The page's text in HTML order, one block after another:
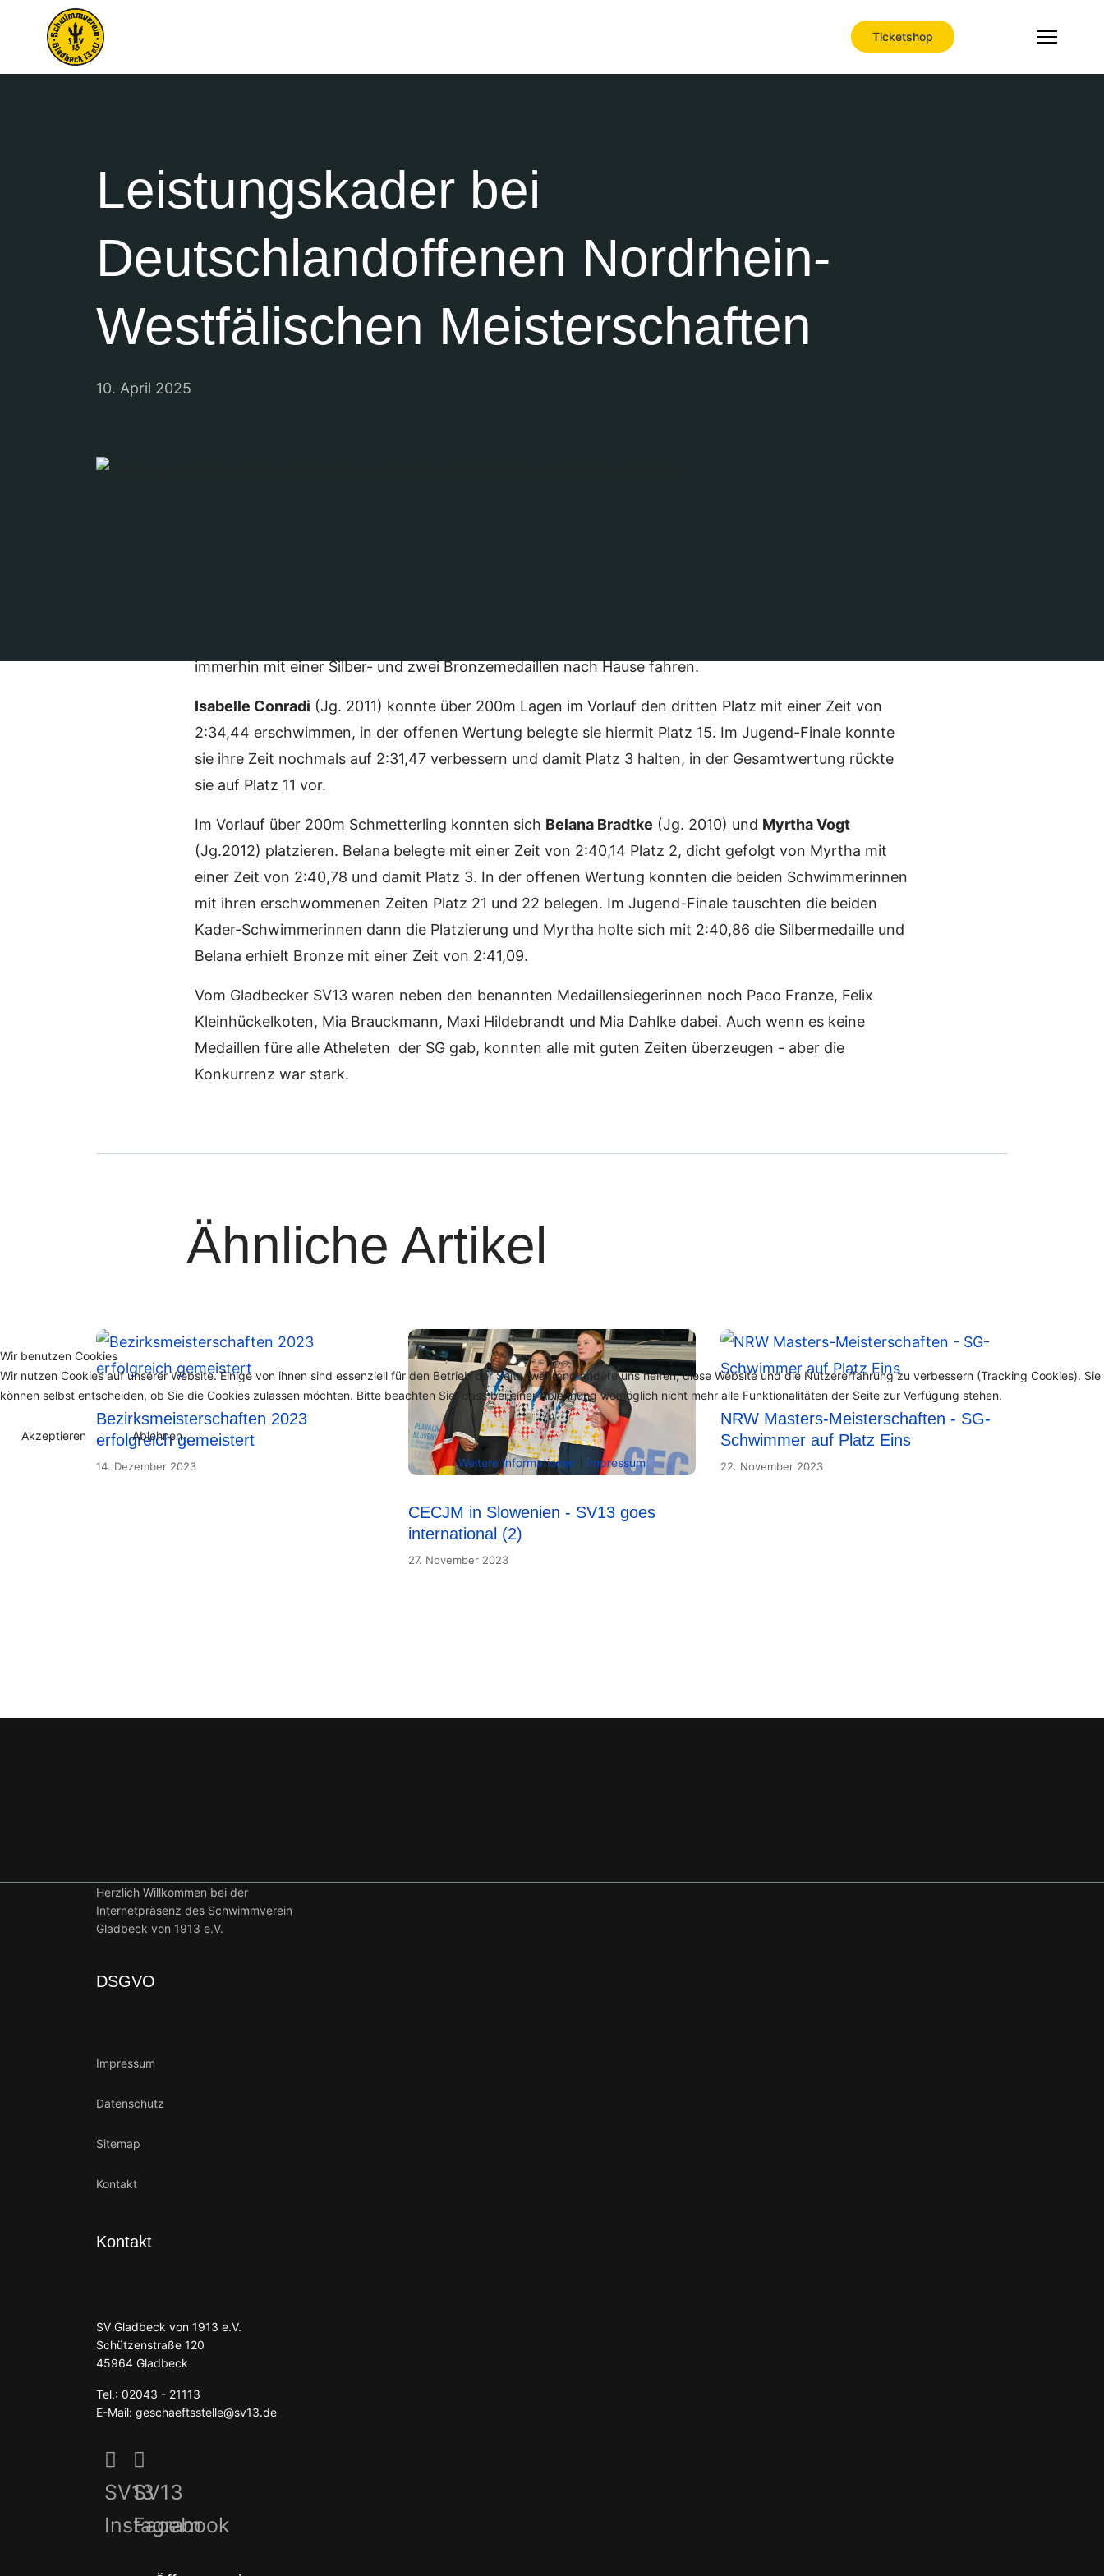
Ticketshop
Leistungskader bei
Deutschlandoffenen Nordrhein-
Westfälischen Meisterschaften
10. April 2025
immerhin mit einer Silber- und zwei Bronzemedaillen nach Hause fahren.
Isabelle Conradi (Jg. 2011) konnte über 200m Lagen im Vorlauf den dritten Platz mit einer Zeit von
2:34,44 erschwimmen, in der offenen Wertung belegte sie hiermit Platz 15. Im Jugend-Finale konnte
sie ihre Zeit nochmals auf 2:31,47 verbessern und damit Platz 3 halten, in der Gesamtwertung rückte
sie auf Platz 11 vor.
Im Vorlauf über 200m Schmetterling konnten sich Belana Bradtke (Jg. 2010) und Myrtha Vogt
(Jg.2012) platzieren. Belana belegte mit einer Zeit von 2:40,14 Platz 2, dicht gefolgt von Myrtha mit
einer Zeit von 2:40,78 und damit Platz 3. In der offenen Wertung konnten die beiden Schwimmerinnen
mit ihren erschwommenen Zeiten Platz 21 und 22 belegen. Im Jugend-Finale tauschten die beiden
Kader-Schwimmerinnen dann die Platzierung und Myrtha holte sich mit 2:40,86 die Silbermedaille und
Belana erhielt Bronze mit einer Zeit von 2:41,09.
Vom Gladbecker SV13 waren neben den benannten Medaillensiegerinnen noch Paco Franze, Felix
Kleinhückelkoten, Mia Brauckmann, Maxi Hildebrandt und Mia Dahlke dabei. Auch wenn es keine
Medaillen füre alle Atheleten der SG gab, konnten alle mit guten Zeiten überzeugen - aber die
Konkurrenz war stark.
Ähnliche Artikel
Bezirksmeisterschaften 2023
erfolgreich gemeistert
14. Dezember 2023
CECJM in Slowenien - SV13 goes
international (2)
27. November 2023
NRW Masters-Meisterschaften - SG-
Schwimmer auf Platz Eins
22. November 2023
Herzlich Willkommen bei der
Internetpräsenz des Schwimmverein
Gladbeck von 1913 e.V.
DSGVO
Impressum
Datenschutz
Sitemap
Kontakt
Kontakt
SV Gladbeck von 1913 e.V.
Schützenstraße 120
45964 Gladbeck
Tel.: 02043 - 21113
E-Mail: geschaeftsstelle@sv13.de
SV13
Instagram
SV13
Facebook
Wir benutzen Cookies
Wir nutzen Cookies auf unserer Website. Einige von ihnen sind essenziell für den Betrieb der Seite, während andere uns helfen, diese Website und die Nutzererfahrung zu verbessern (Tracking Cookies). Sie
können selbst entscheiden, ob Sie die Cookies zulassen möchten. Bitte beachten Sie, dass bei einer Ablehnung womöglich nicht mehr alle Funktionalitäten der Seite zur Verfügung stehen.
Akzeptieren
Ablehnen
Weitere Informationen
Impressum